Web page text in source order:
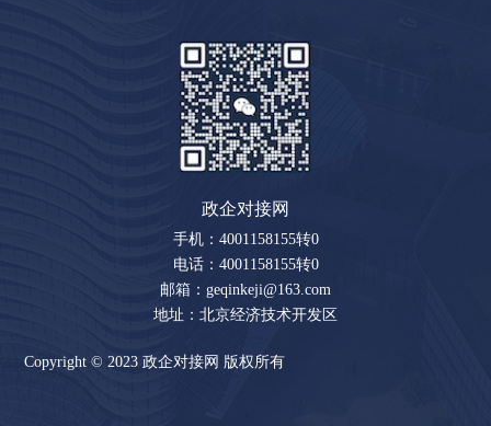
政企对接网
手机：4001158155转0
电话：4001158155转0
邮箱：geqinkeji@163.com
地址：北京经济技术开发区
Copyright © 2023 政企对接网 版权所有